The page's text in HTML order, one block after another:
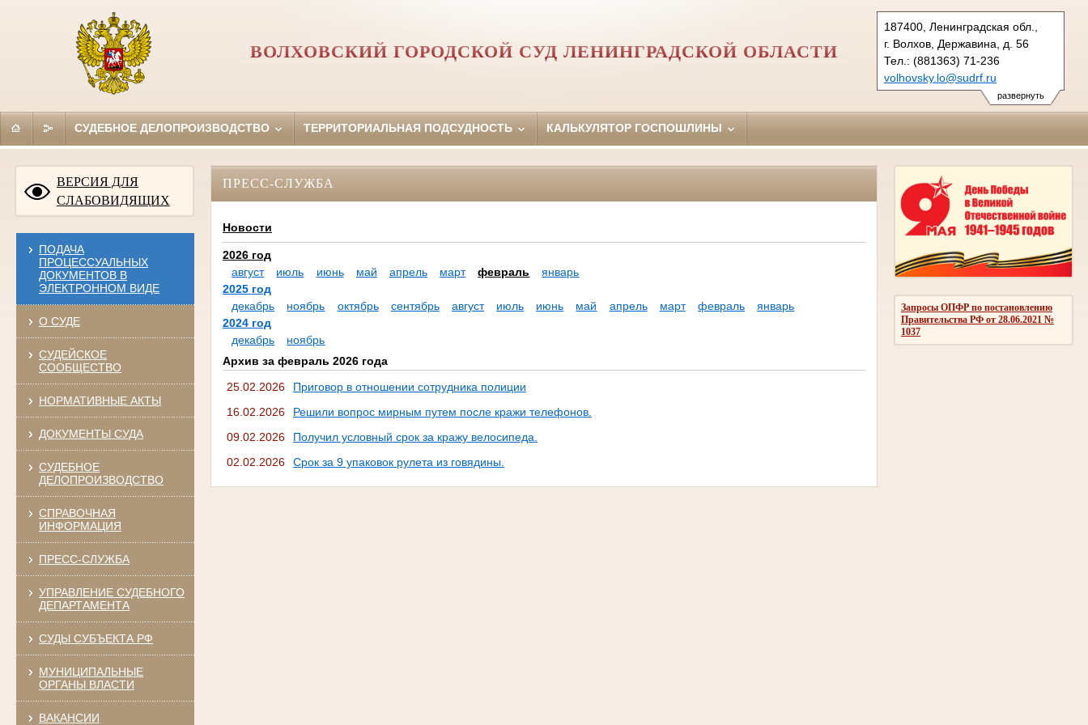
развернуть
187400, Ленинградская обл.,
г. Волхов, Державина, д. 56
Тел.: (881363) 71-236
volhovsky.lo@sudrf.ru
ВОЛХОВСКИЙ ГОРОДСКОЙ СУД ЛЕНИНГРАДСКОЙ ОБЛАСТИ
СУДЕБНОЕ ДЕЛОПРОИЗВОДСТВО ТЕРРИТОРИАЛЬНАЯ ПОДСУДНОСТЬ КАЛЬКУЛЯТОР ГОСПОШЛИНЫ
ВЕРСИЯ ДЛЯ
СЛАБОВИДЯЩИХ
ПОДАЧА
ПРОЦЕССУАЛЬНЫХ
ДОКУМЕНТОВ В
ЭЛЕКТРОННОМ ВИДЕ
О СУДЕ
СУДЕЙСКОЕ
СООБЩЕСТВО
НОРМАТИВНЫЕ АКТЫ
ДОКУМЕНТЫ СУДА
СУДЕБНОЕ
ДЕЛОПРОИЗВОДСТВО
СПРАВОЧНАЯ
ИНФОРМАЦИЯ
ПРЕСС-СЛУЖБА
УПРАВЛЕНИЕ СУДЕБНОГО
ДЕПАРТАМЕНТА
СУДЫ СУБЪЕКТА РФ
МУНИЦИПАЛЬНЫЕ
ОРГАНЫ ВЛАСТИ
ВАКАНСИИ
Запросы ОПФР по постановлению
Правительства РФ от 28.06.2021 №
1037
ПРЕСС-СЛУЖБА
Новости
2026 год
август
июль июнь май апрель март февраль
январь
2025 год
декабрь
ноябрь октябрь сентябрь август июль июнь май апрель март февраль
январь
2024 год
декабрь
ноябрь
Архив за февраль 2026 года
25.02.2026
Приговор в отношении сотрудника полиции
16.02.2026
Решили вопрос мирным путем после кражи телефонов.
09.02.2026
Получил условный срок за кражу велосипеда.
02.02.2026
Срок за 9 упаковок рулета из говядины.